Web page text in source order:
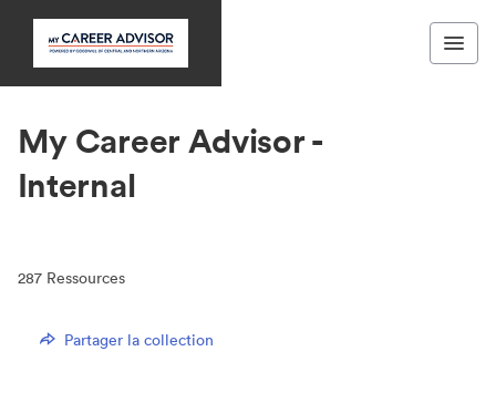
My Career Advisor -
Internal
287 Ressources
Partager la collection